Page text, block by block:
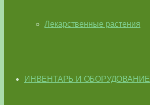
Лекарственные растения
ИНВЕНТАРЬ И ОБОРУДОВАНИЕ